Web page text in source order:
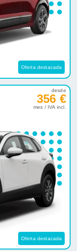
Oferta destacada
desde
356 €
mes / IVA incl.
Oferta destacada